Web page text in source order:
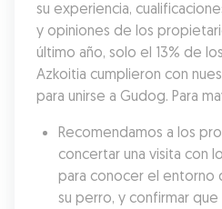
su experiencia,
y opiniones de los
último año, solo el 13% de
Azkoitia cumplieron con
para unirse a Gudog. Para
Recomendamos a los
concertar una visita con
para conocer el entorno
su perro, y confirmar que